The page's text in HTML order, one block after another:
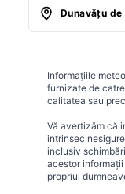
Dunavăţu de
Informațiile
furnizate de
calitatea sau
Vă avertizăm că
intrinsec
inclusiv
acestor
propriul